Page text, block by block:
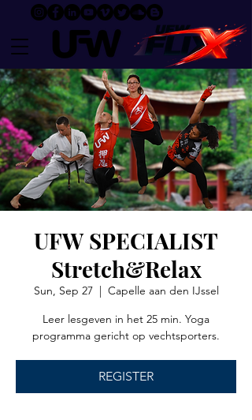
UFW SPECIALIST
Stretch&Relax
Sun, Sep 27
  |
Capelle aan den IJssel
Leer lesgeven in het 25 min. Yoga
programma gericht op vechtsporters.
REGISTER